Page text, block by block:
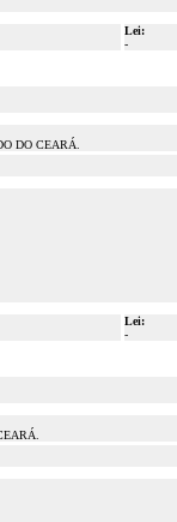
Lei:
-
DO CEARÁ.
Lei:
-